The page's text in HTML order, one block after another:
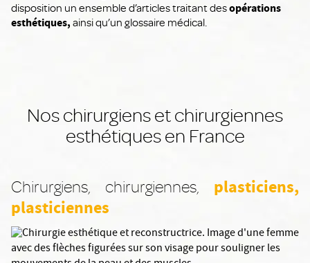
disposition un ensemble d’articles traitant desopérations
esthétiques, ainsi qu’un glossaire médical.
Nos chirurgiens et chirurgiennes
esthétiques en France
Chirurgiens, chirurgiennes, plasticiens,
plasticiennes